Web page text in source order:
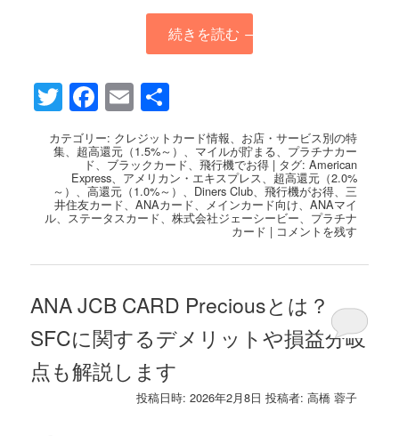
続きを読む →
Twitter
Facebook
Email
有
カテゴリー: クレジットカード情報、 お店・サービス別の特
集、 超高還元（1.5%～） 、 マイルが貯まる、 プラチナカー
ド、 ブラックカード、飛行機でお得 | タグ: American
Express、 アメリカン・エキスプレス、 超高還元（2.0%
～） 、高還元（1.0%～） 、 Diners Club、飛行機がお得、三
井住友カード、ANAカード、 メインカード向け、ANAマイ
ル、 ステータスカード、株式会社ジェーシービー、 プラチナ
カード | コメントを残す
ANA JCB CARD Preciousとは？
SFCに関するデメリットや損益分岐
点も解説します
投稿日時:2026年2月8日 投稿者:高橋 蓉子